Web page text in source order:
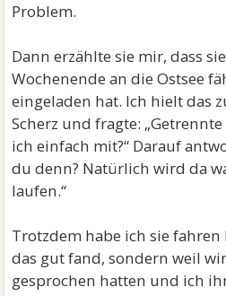
Problem.
Dann erzählte sie mir, dass
Wochenende an die Ostsee
eingeladen hat. Ich hielt das
Scherz und fragte:
ich einfach mit?“ Darauf
du denn? Natürlich wird da
laufen.“
Trotzdem habe ich sie fahren
das gut fand, sondern weil
gesprochen hatten und ich